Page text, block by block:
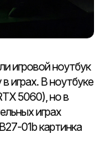
игровой ноутбук
играх. В ноутбуке
5060), но в
играх
01b картинка